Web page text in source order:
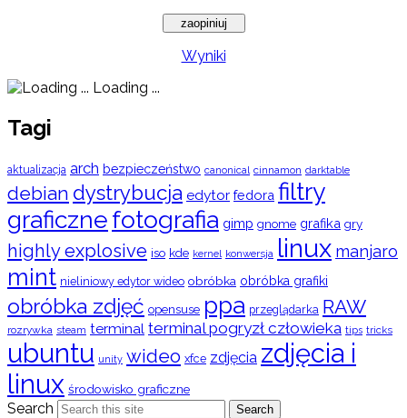
Wyniki
Loading ...
Tagi
aktualizacja arch bezpieczeństwo canonical cinnamon darktable
debian dystrybucja edytor fedora filtry
graficznefotografia gimp gnome grafika gry
highly explosive iso kde kernel konwersja linux manjaro
mint nieliniowy edytor wideo obróbka obróbka grafiki
obróbka zdjęć opensuse ppa przeglądarka RAW
rozrywka steam terminal terminal pogryzł człowieka tips tricks
ubuntu unity wideo xfce zdjęcia zdjęcia i
linux środowisko graficzne
Search Search